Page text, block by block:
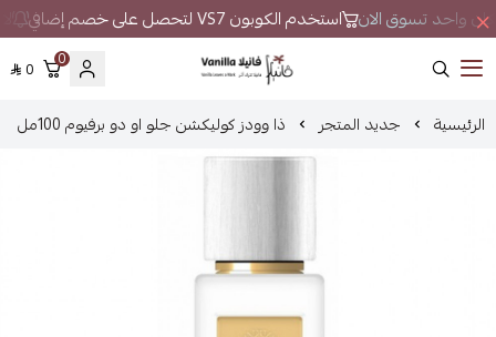
واحد تسوق الان استخدم الكوبون VS7 لتحصل على خصم إضافي
فانيلا
0
0
الرئيسية جديد المتجر ذا وودز كوليكشن جلو او دو برفيوم 100مل